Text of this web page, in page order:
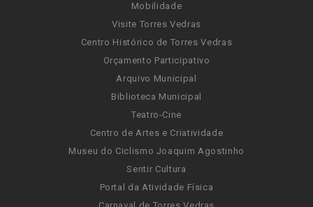
Mobilidade
Visite Torres Vedras
Centro Histórico de Torres Vedras
Orçamento Participativo
Arquivo Municipal
Biblioteca Municipal
Teatro-Cine
Centro de Artes e Criatividade
Museu do Ciclismo Joaquim Agostinho
Sentir Cultura
Portal da Atividade Física